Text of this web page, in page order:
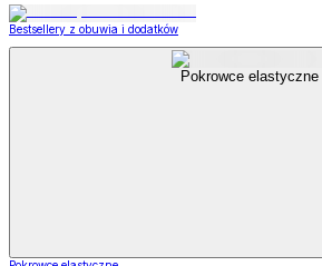
Bestsellery z obuwia i dodatków
Pokrowce elastyczne